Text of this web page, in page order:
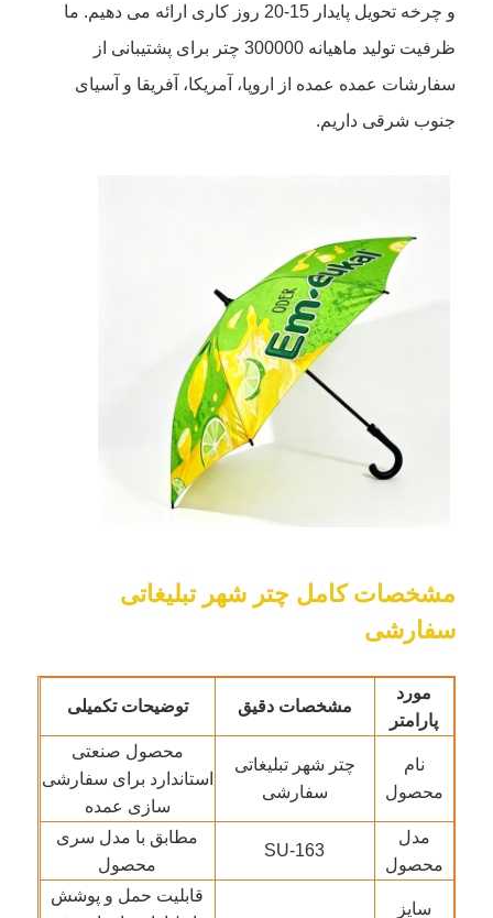
دربارهی ما
کارخانه تور
تماس با ما
اخبار
همه موارد
درخواست نقل قول
چترهای گلف
و چرخه تحویل پایدار 15-20 روز کاری ارائه می دهیم. ما
ظرفیت تولید ماهیانه 300000 چتر برای پشتیبانی از
سفارشات عمده عمده از اروپا، آمریکا، آفریقا و آسیای
جنوب شرقی داریم.
مشخصات کامل چتر شهر تبلیغاتی
سفارشی
مورد
پارامتر
مشخصات دقیق توضیحات تکمیلی
نام
محصول
چتر شهر تبلیغاتی
سفارشی
محصول صنعتی
استاندارد برای سفارشی
سازی عمده
مدل
محصول
SU-163
مطابق با مدل سری
محصول
سایز
قابلیت حمل و پوشش